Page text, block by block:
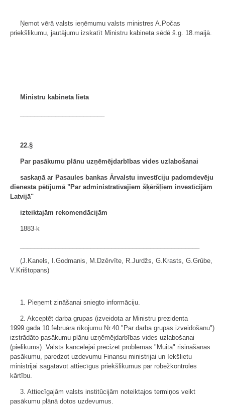
Ņemot vērā valsts ieņēmumu valsts ministres A.Počas
priekšlikumu, jautājumu izskatīt Ministru kabineta sēdē š.g. 18.maijā.
Ministru kabineta lieta
22.§
Par pasākumu plānu uzņēmējdarbības vides uzlabošanai
saskaņā ar Pasaules bankas Ārvalstu investīciju padomdevēju
dienesta pētījumā "Par administratīvajiem šķēršļiem investīcijām
Latvijā"
izteiktajām rekomendācijām
1883-k
(J.Kanels, I.Godmanis, M.Dzērvīte, R.Jurdžs, G.Krasts, G.Grūbe,
V.Krištopans)
1. Pieņemt zināšanai sniegto informāciju.
2. Akceptēt darba grupas (izveidota ar Ministru prezidenta
1999.gada 10.februāra rīkojumu Nr.40 "Par darba grupas izveidošanu")
izstrādāto pasākumu plānu uzņēmējdarbības vides uzlabošanai
(pielikums). Valsts kancelejai precizēt problēmas "Muita" risināšanas
pasākumu, paredzot uzdevumu Finansu ministrijai un Iekšlietu
ministrijai sagatavot attiecīgus priekšlikumus par robežkontroles
kārtību.
3. Attiecīgajām valsts institūcijām noteiktajos termiņos veikt
pasākumu plānā dotos uzdevumus.